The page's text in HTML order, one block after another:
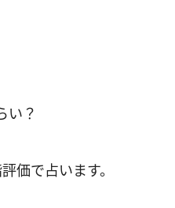
い？
価で占います。